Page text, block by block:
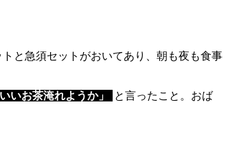
と急須セットがおいてあり、朝も夜も食事
いお茶淹れようか」
と言ったこと。おば